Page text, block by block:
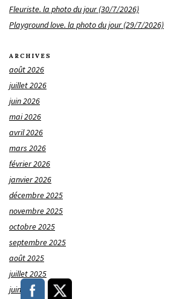
Fleuriste. la photo du jour (30/7/2026)
Playground love. la photo du jour (29/7/2026)
ARCHIVES
août 2026
juillet 2026
juin 2026
mai 2026
avril 2026
mars 2026
février 2026
janvier 2026
décembre 2025
novembre 2025
octobre 2025
septembre 2025
août 2025
juillet 2025
juin 2025